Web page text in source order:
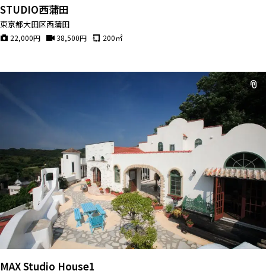
STUDIO西蒲田
東京都大田区西蒲田
22,000円 38,500円 200㎡
MAX Studio House1